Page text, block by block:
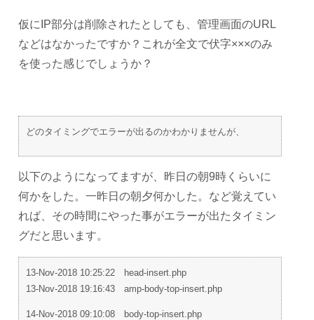
仮にIP部分は削除されたとしても、管理画面のURL
などはなかったですか？これが全文で伏字×××のみ
を使った感じでしょうか？
どのタイミングでエラーが出るのかわかりませんが、
以下のようになってますが、昨日の朝9時くらいに
何かをした。一昨日の朝夕何かした。など覚えてい
れば、その時間にやった事がエラーが出たタイミン
グだと思います。
13-Nov-2018 10:25:22 head-insert.php
13-Nov-2018 19:16:43 amp-body-top-insert.php
14-Nov-2018 09:10:08 body-top-insert.php